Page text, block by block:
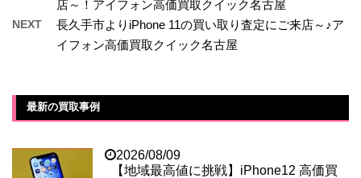
店～！アイフォン高価買取クイック名古屋
NEXT
長久手市よりiPhone 11の買い取り査定にご来店～♪ア
イフォン高価買取クイック名古屋
最新の買取事例
2026/08/09
【地域最高値に挑戦】iPhone12 高価買